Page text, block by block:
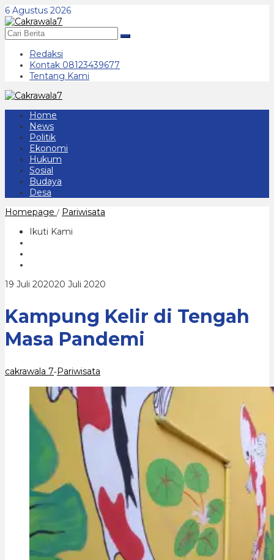
Lewati
ke
konten
6 Agustus 2026
Redaksi
Kontak 08123439677
Tentang Kami
Home
News
Politik
Ekonomi
Hukum
Sosial
Budaya
Desa
Homepage / Pariwisata
Ikuti Kami
19 Juli 202020 Juli 2020
Kampung Kelir di Tengah
Masa Pandemi
cakrawala 7-Pariwisata